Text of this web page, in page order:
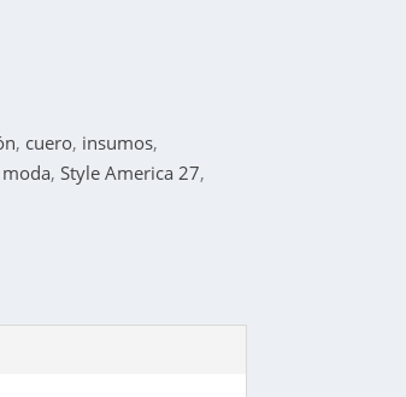
, cuero, insumos,
, Style America 27,